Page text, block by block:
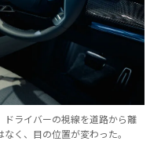
ライバーの視線を道路から離
く、目の位置が変わった。